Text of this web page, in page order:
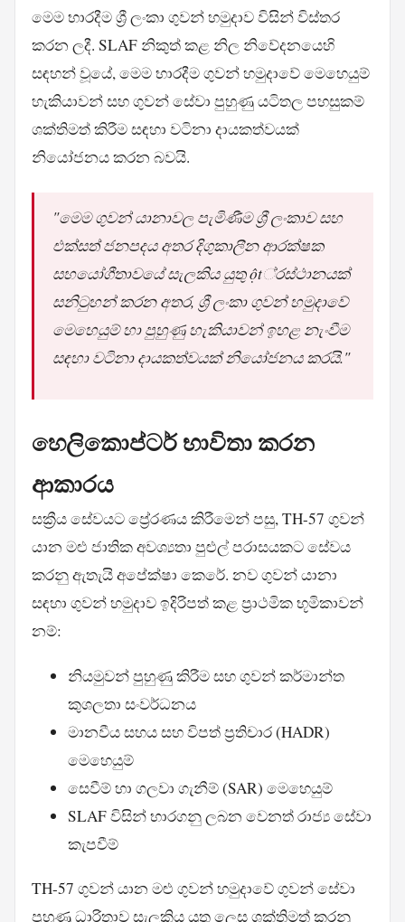
මෙම භාරදීම ශ්‍රී ලංකා ගුවන් හමුදාව විසින් විස්තර
කරන ලදී. SLAF නිකුත් කළ නිල නිවේදනයෙහි
සඳහන් වූයේ, මෙම භාරදීම ගුවන් හමුදාවේ මෙහෙයුම්
හැකියාවන් සහ ගුවන් සේවා පුහුණු යටිතල පහසුකම්
ශක්තිමත් කිරීම සඳහා වටිනා දායකත්වයක්
නියෝජනය කරන බවයි.
"මෙම ගුවන් යානාවල පැමිණීම ශ්‍රී ලංකාව සහ
එක්සත් ජනපදය අතර දිගුකාලීන ආරක්ෂක
සහයෝගීතාවයේ සැලකිය යුතු ột්‍රස්ථානයක්
සනිටුහන් කරන අතර, ශ්‍රී ලංකා ගුවන් හමුදාවේ
මෙහෙයුම් හා පුහුණු හැකියාවන් ඉහළ නැංවීම
සඳහා වටිනා දායකත්වයක් නියෝජනය කරයි."
හෙලිකොප්ටර් භාවිතා කරන
ආකාරය
සක්‍රීය සේවයට ප්‍රේරණය කිරීමෙන් පසු, TH-57 ගුවන්
යාන මළු ජාතික අවශ්‍යතා පුළුල් පරාසයකට සේවය
කරනු ඇතැයි අපේක්ෂා කෙරේ. නව ගුවන් යානා
සඳහා ගුවන් හමුදාව ඉදිරිපත් කළ ප්‍රාථමික භූමිකාවන්
නම්:
නියමුවන් පුහුණු කිරීම සහ ගුවන් කර්මාන්ත
කුශලතා සංවර්ධනය
මානවීය සහය සහ විපත් ප්‍රතිචාර (HADR)
මෙහෙයුම්
සෙවීම් හා ගලවා ගැනීම් (SAR) මෙහෙයුම්
SLAF විසින් භාරගනු ලබන වෙනත් රාජ්‍ය සේවා
කැපවීම්
TH-57 ගුවන් යාන මළු ගුවන් හමුදාවේ ගුවන් සේවා
පුහුණු ධාරිතාව සැලකිය යුතු ලෙස ශක්තිමත් කරනු